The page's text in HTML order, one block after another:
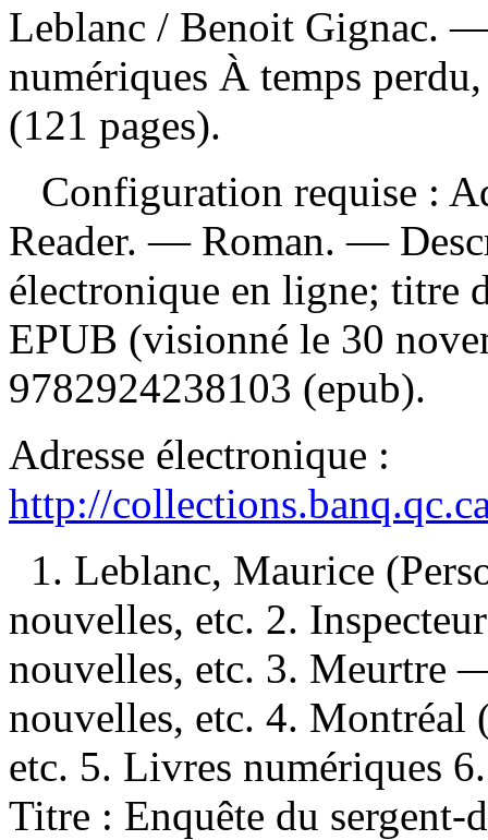
Leblanc / Benoit Gignac.
numériques À temps
(121 pages).
Configuration requise :
Reader. — Roman. —
électronique en ligne; titre
EPUB (visionné le 30
9782924238103 (epub).
Adresse électronique :
http://
1. Leblanc, Maurice
nouvelles, etc. 2.
nouvelles, etc. 3. Meurtre
nouvelles, etc. 4.
etc. 5. Livres numériques
Titre : Enquête du sergent-